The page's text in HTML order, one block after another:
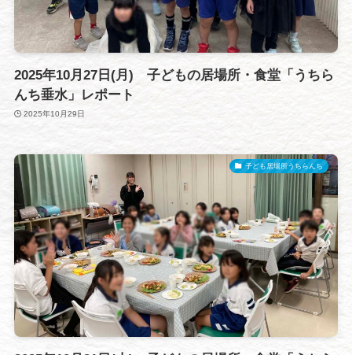
2025年10月27日(月) 子どもの居場所・食堂「うちら
んち垂水」レポート
2025年10月29日
子ども居場所うちらんち